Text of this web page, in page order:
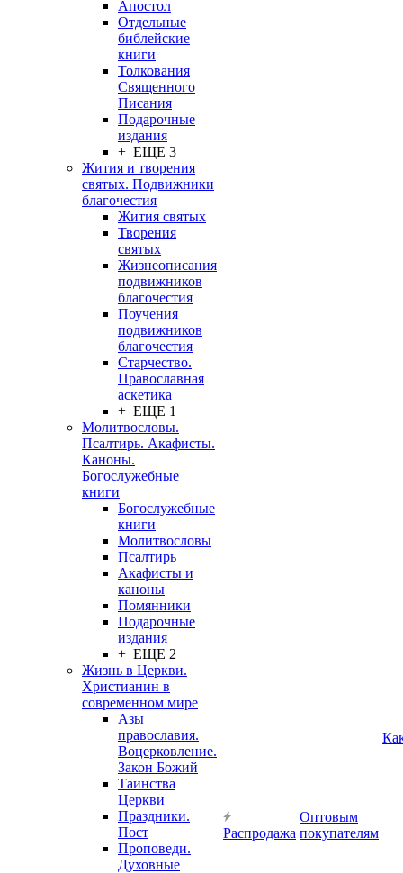
Апостол
Отдельные
библейские
книги
Толкования
Священного
Писания
Подарочные
издания
+ ЕЩЕ 3
Жития и творения
святых. Подвижники
благочестия
Жития святых
Творения
святых
Жизнеописания
подвижников
благочестия
Поучения
подвижников
благочестия
Старчество.
Православная
аскетика
+ ЕЩЕ 1
Молитвословы.
Псалтирь. Акафисты.
Каноны.
Богослужебные
книги
Богослужебные
книги
Молитвословы
Псалтирь
Акафисты и
каноны
Помянники
Подарочные
издания
+ ЕЩЕ 2
Жизнь в Церкви.
Христианин в
современном мире
Азы
православия.
Воцерковление.
Закон Божий
Таинства
Церкви
Праздники.
Пост
Проповеди.
Духовные
Распродажа
Оптовым
покупателям